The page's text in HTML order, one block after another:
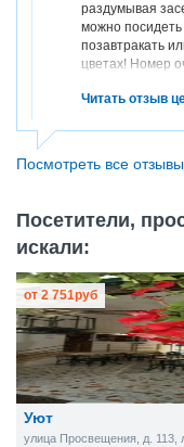
раздумывая
можно
позавтракать
цветах! Номер
Сочи парк,
отдых удался!
в Сочи, то
Читать отзыв
Посмотреть все
Посетители,
искали:
Уют
улица Просвещения, д. 113,
от 2 751руб